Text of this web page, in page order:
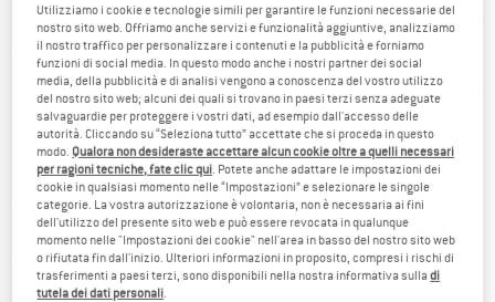
Utilizziamo i cookie e tecnologie simili per garantire le funzioni necessarie del
nostro sito web. Offriamo anche servizi e funzionalità aggiuntive, analizziamo
il nostro traffico per personalizzare i contenuti e la pubblicità e forniamo
funzioni di social media. In questo modo anche i nostri partner dei social
media, della pubblicità e di analisi vengono a conoscenza del vostro utilizzo
del nostro sito web; alcuni dei quali si trovano in paesi terzi senza adeguate
salvaguardie per proteggere i vostri dati, ad esempio dall'accesso delle
autorità. Cliccando su “Seleziona tutto” accettate che si proceda in questo
modo. Qualora non desideraste accettare alcun cookie oltre a quelli necessari
per ragioni tecniche, fate clic qui . Potete anche adattare le impostazioni dei
cookie in qualsiasi momento nelle “Impostazioni” e selezionare le singole
categorie. La vostra autorizzazione è volontaria, non è necessaria ai fini
dell'utilizzo del presente sito web e può essere revocata in qualunque
momento nelle "Impostazioni dei cookie" nell'area in basso del nostro sito web
o rifiutata fin dall'inizio. Ulteriori informazioni in proposito, compresi i rischi di
trasferimenti a paesi terzi, sono disponibili nella nostra informativa sulladi
tutela dei dati personali